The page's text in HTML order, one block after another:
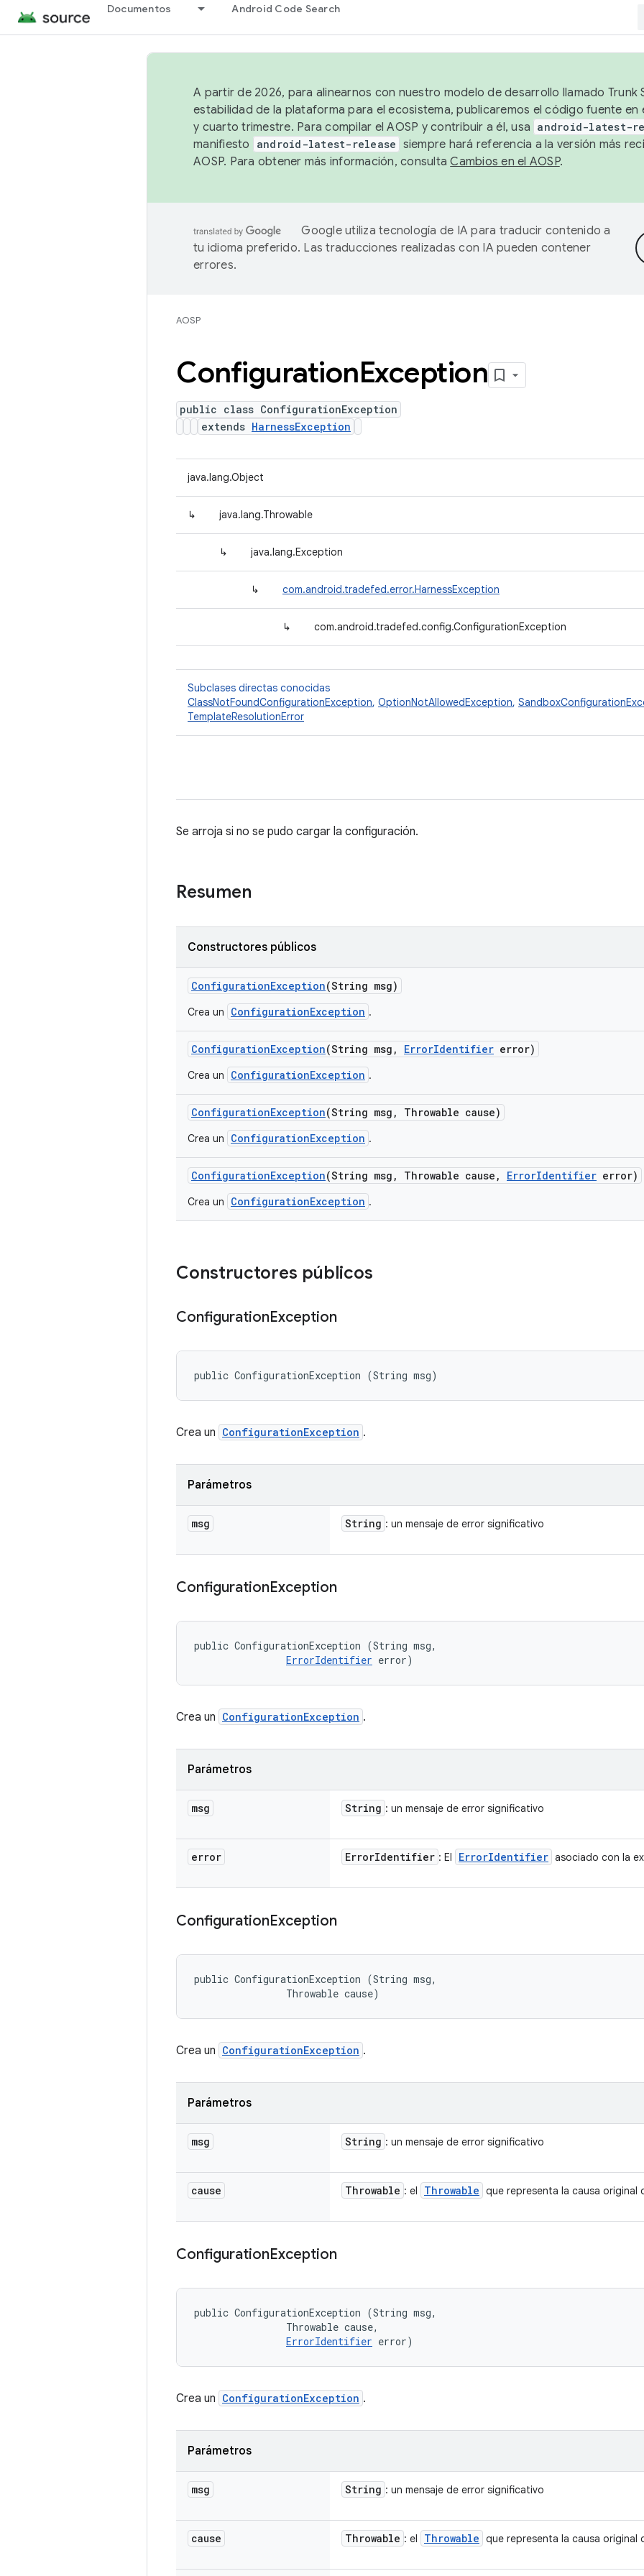
Documentos Android Code Search
A partir de 2026, para alinearnos con nuestro modelo de desarrollo llamado Trunk
estabilidad de la plataforma para el ecosistema, publicaremos el código fuente en
y cuarto trimestre. Para compilar el AOSP y contribuir a él, usa android-latest-
manifiesto
android-latest-release siempre hará referencia a la versión más
AOSP. Para obtener más información, consultaCambios en el AOSP.
Google utiliza tecnología de IA para traducir contenido a
tu idioma preferido. Las traducciones realizadas con IA pueden contener
errores.
AOSP
ConfigurationException
public class ConfigurationException
extends HarnessException
java.lang.Object
↳ java.lang.Throwable
↳ java.lang.Exception
↳ com.android.tradefed.error.HarnessException
↳ com.android.tradefed.config.ConfigurationException
Subclases directas conocidas
ClassNotFoundConfigurationException, OptionNotAllowedException,
TemplateResolutionError
Se arroja si no se pudo cargar la configuración.
Resumen
Constructores públicos
ConfigurationException(String msg)
Crea un ConfigurationException .
ConfigurationException(String msg , ErrorIdentifier error)
Crea un ConfigurationException .
ConfigurationException(String msg , Throwable cause)
Crea un ConfigurationException .
ConfigurationException(String msg , Throwable cause , ErrorIdentifier error)
Crea un ConfigurationException .
Constructores públicos
ConfigurationException
public ConfigurationException (String msg)
Crea un ConfigurationException .
Parámetros
msg String : un mensaje de error significativo
ConfigurationException
public ConfigurationException (String msg,
ErrorIdentifier error)
Crea un ConfigurationException .
Parámetros
msg String : un mensaje de error significativo
error ErrorIdentifier : El ErrorIdentifier asociado con la
ConfigurationException
public ConfigurationException (String msg,
                Throwable cause)
Crea un ConfigurationException .
Parámetros
msg String : un mensaje de error significativo
cause Throwable : el Throwable que representa la causa original
ConfigurationException
public ConfigurationException (String msg,
                Throwable cause,
ErrorIdentifier error)
Crea un ConfigurationException .
Parámetros
msg String : un mensaje de error significativo
cause Throwable : el Throwable que representa la causa original